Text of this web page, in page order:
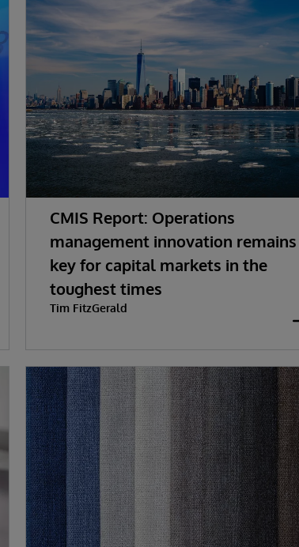
CMIS Report: Operations
management innovation remains
key for capital markets in the
toughest times
Tim FitzGerald